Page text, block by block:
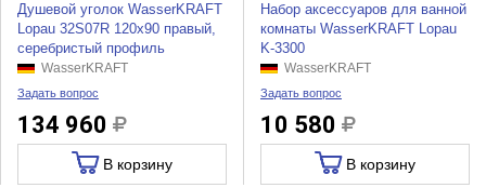
Душевой уголок WasserKRAFT
Lopau 32S07R 120x90 правый,
серебристый профиль
WasserKRAFT
Задать вопрос
134 960
В корзину
Набор аксессуаров для ванной
комнаты WasserKRAFT Lopau
K-3300
WasserKRAFT
Задать вопрос
10 580
В корзину